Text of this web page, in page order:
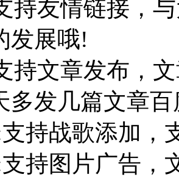
持友情链接，
发展哦!
持文章发布，
多发几篇文章
支持战歌添加，
支持图片广告，